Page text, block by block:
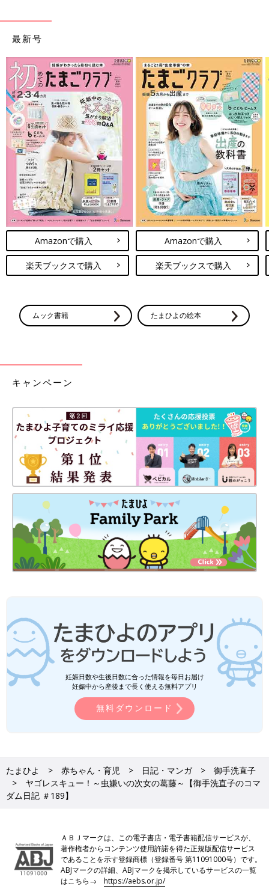
最新号
Amazonで購入
楽天ブックスで購入
Amazonで購入
楽天ブックスで購入
ムック書籍 たまひよの絵本
キャンペーン
妊娠日数や生後日数に合った情報を毎日お届け
妊娠中から産後まで長く使える無料アプリ
無料ダウンロード
たまひよ 赤ちゃん・育児 日記・マンガ
御手洗直子
ヤゴレスキュー！～虫嫌いの次女の葛藤～【御手洗直子のコマ
ダム日記 ＃189】
ＡＢＪマークは、この電子書店・電子書籍配信サービスが、
著作権者からコンテンツ使用許諾を得た正規版配信サービス
であることを示す登録商標（登録番号 第11091000号）です。
ABJマークの詳細、ABJマークを掲示しているサービスの一覧
はこちら→https://aebs.or.jp/